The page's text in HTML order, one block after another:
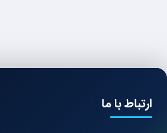
ارتباط با ما